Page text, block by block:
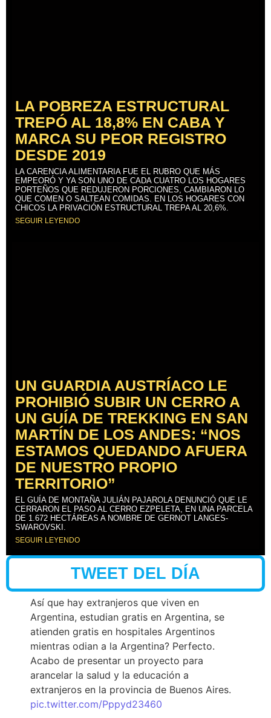
LA POBREZA ESTRUCTURAL
TREPÓ AL 18,8% EN CABA Y
MARCA SU PEOR REGISTRO
DESDE 2019
LA CARENCIA ALIMENTARIA FUE EL RUBRO QUE MÁS
EMPEORÓ Y YA SON UNO DE CADA CUATRO LOS HOGARES
PORTEÑOS QUE REDUJERON PORCIONES, CAMBIARON LO
QUE COMEN O SALTEAN COMIDAS. EN LOS HOGARES CON
CHICOS LA PRIVACIÓN ESTRUCTURAL TREPA AL 20,6%.
SEGUIR LEYENDO
UN GUARDIA AUSTRÍACO LE
PROHIBIÓ SUBIR UN CERRO A
UN GUÍA DE TREKKING EN SAN
MARTÍN DE LOS ANDES: “NOS
ESTAMOS QUEDANDO AFUERA
DE NUESTRO PROPIO
TERRITORIO”
EL GUÍA DE MONTAÑA JULIÁN PAJAROLA DENUNCIÓ QUE LE
CERRARON EL PASO AL CERRO EZPELETA, EN UNA PARCELA
DE 1.672 HECTÁREAS A NOMBRE DE GERNOT LANGES-
SWAROVSKI.
SEGUIR LEYENDO
TWEET DEL DÍA
Así que hay extranjeros que viven en
Argentina, estudian gratis en Argentina, se
atienden gratis en hospitales Argentinos
mientras odian a la Argentina? Perfecto.
Acabo de presentar un proyecto para
arancelar la salud y la educación a
extranjeros en la provincia de Buenos Aires.
pic.twitter.com/Pppyd23460